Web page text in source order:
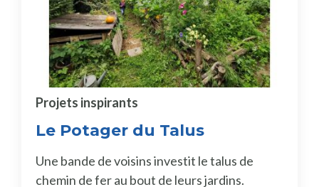
Le Potager du Talus
Projets inspirants
Une bande de voisins investit le talus de
chemin de fer au bout de leurs jardins.